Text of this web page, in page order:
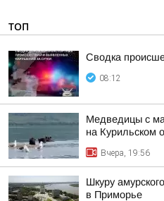
ТОП
Сводка
08:12
Медведицы с
на Курильском
Вчера, 19:56
Шкуру
в Приморье